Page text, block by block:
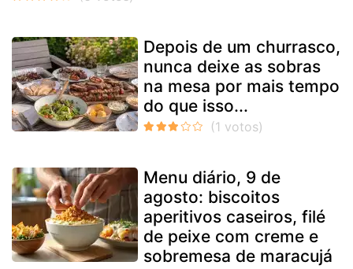
Depois de um churrasco,
nunca deixe as sobras
na mesa por mais tempo
do que isso...
Menu diário, 9 de
agosto: biscoitos
aperitivos caseiros, filé
de peixe com creme e
sobremesa de maracujá